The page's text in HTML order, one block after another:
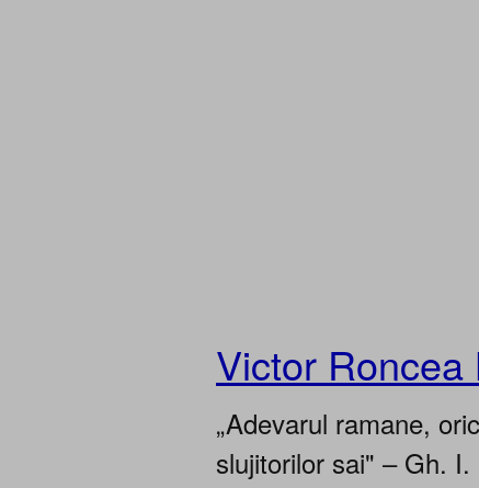
Victor Roncea
„Adevarul ramane,
slujitorilor sai" – Gh. I.